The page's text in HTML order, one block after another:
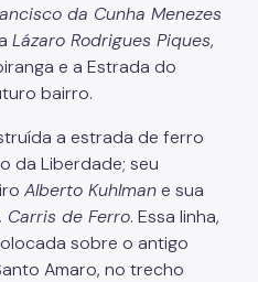
da Cunha Menezes
Lázaro Rodrigues Piques,
e a Estrada do
bairro.
a estrada de ferro
da Liberdade; seu
Alberto Kuhlmane sua
Carris de Ferro. Essa linha,
sobre o antigo
Amaro, no trecho